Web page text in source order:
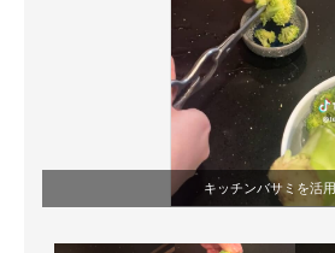
電子設計の基本と応用
エネルギーの専門メディア
建設×テクノロジーの最前線
ちょっと気になるネットの話題キッチンバサミを活用